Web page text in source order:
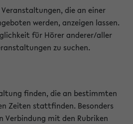
die an einer
werden, anzeigen lassen.
für Hörer anderer/aller
zu suchen.
finden, die an bestimmten
Zeiten stattfinden. Besonders
Verbindung mit den Rubriken